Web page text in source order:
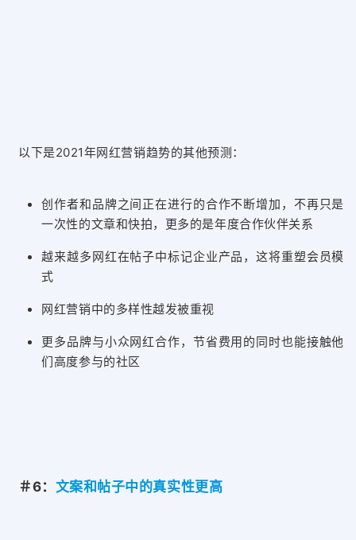
以下是2021年网红营销趋势的其他预测：
创作者和品牌之间正在进行的合作不断增加，不再只是
一次性的文章和快拍，更多的是年度合作伙伴关系
越来越多网红在帖子中标记企业产品，这将重塑会员模
式
网红营销中的多样性越发被重视
更多品牌与小众网红合作，节省费用的同时也能接触他
们高度参与的社区
＃6： 文案和帖子中的真实性更高